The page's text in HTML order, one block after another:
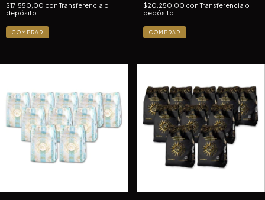
$17.550,00 con Transferencia o
depósito
$20.250,00 conTransferencia o
depósito